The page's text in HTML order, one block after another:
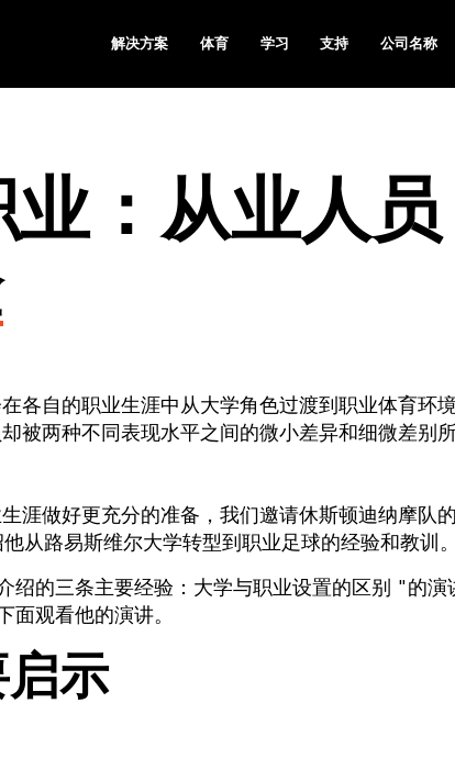
解决方案 体育 学习 支持 公司名称
：从业人员
各自的职业生涯中从大学角色过渡到职业体育环
被两种不同表现水平之间的微小差异和细微差别
涯做好更充分的准备，我们邀请休斯顿迪纳摩队
从路易斯维尔大学转型到职业足球的经验和教训
的三条主要经验：大学与职业设置的区别 "的演
观看他的演讲。
启示